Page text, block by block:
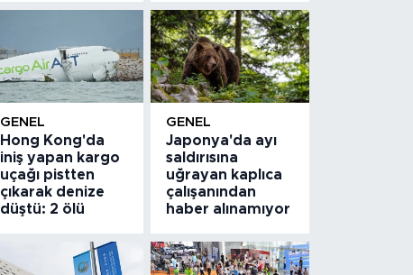
GENEL
Hong Kong'da
iniş yapan kargo
uçağı pistten
çıkarak denize
düştü: 2 ölü
GENEL
Japonya'da ayı
saldırısına
uğrayan kaplıca
çalışanından
haber alınamıyor